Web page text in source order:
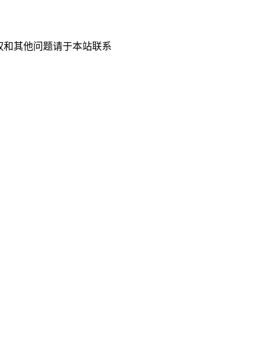
其他问题请于本站联系